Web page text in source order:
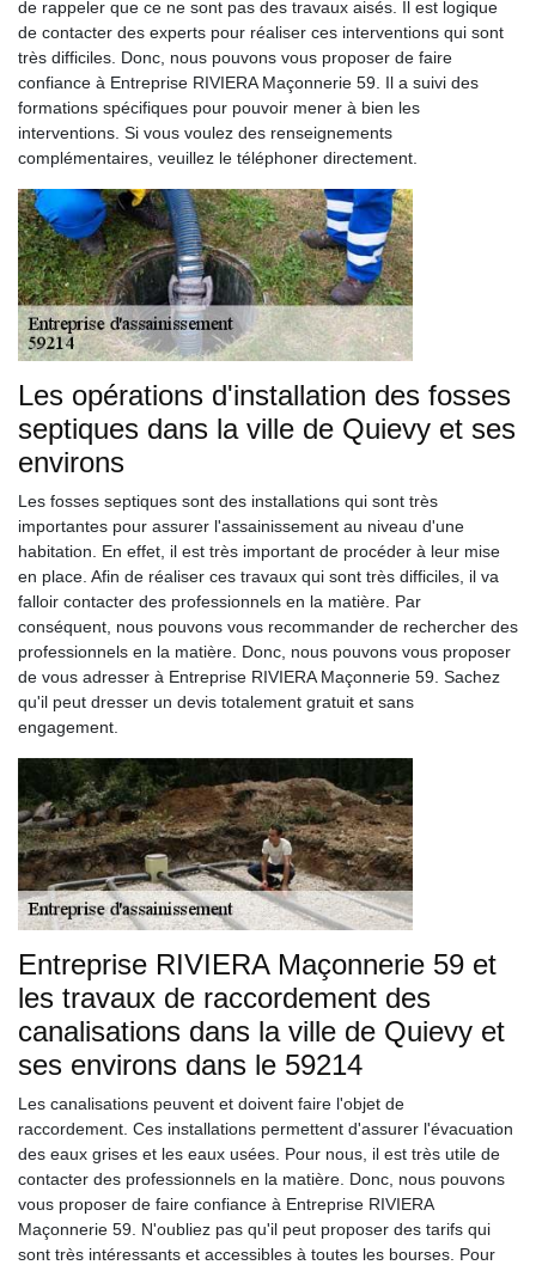
de rappeler que ce ne sont pas des travaux aisés. Il est logique
de contacter des experts pour réaliser ces interventions qui sont
très difficiles. Donc, nous pouvons vous proposer de faire
confiance à Entreprise RIVIERA Maçonnerie 59. Il a suivi des
formations spécifiques pour pouvoir mener à bien les
interventions. Si vous voulez des renseignements
complémentaires, veuillez le téléphoner directement.
Les opérations d'installation des fosses
septiques dans la ville de Quievy et ses
environs
Les fosses septiques sont des installations qui sont très
importantes pour assurer l'assainissement au niveau d'une
habitation. En effet, il est très important de procéder à leur mise
en place. Afin de réaliser ces travaux qui sont très difficiles, il va
falloir contacter des professionnels en la matière. Par
conséquent, nous pouvons vous recommander de rechercher des
professionnels en la matière. Donc, nous pouvons vous proposer
de vous adresser à Entreprise RIVIERA Maçonnerie 59. Sachez
qu'il peut dresser un devis totalement gratuit et sans
engagement.
Entreprise RIVIERA Maçonnerie 59 et
les travaux de raccordement des
canalisations dans la ville de Quievy et
ses environs dans le 59214
Les canalisations peuvent et doivent faire l'objet de
raccordement. Ces installations permettent d'assurer l'évacuation
des eaux grises et les eaux usées. Pour nous, il est très utile de
contacter des professionnels en la matière. Donc, nous pouvons
vous proposer de faire confiance à Entreprise RIVIERA
Maçonnerie 59. N'oubliez pas qu'il peut proposer des tarifs qui
sont très intéressants et accessibles à toutes les bourses. Pour